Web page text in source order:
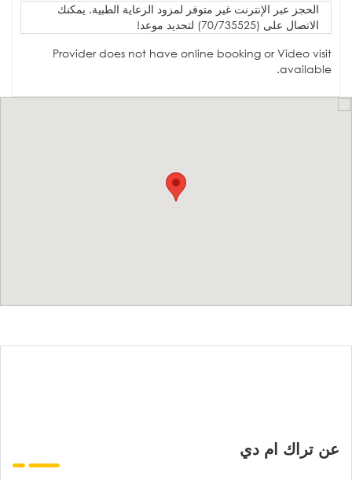
الحجز عبر الإنترنت غير متوفر لمزود الرعاية الطبية. يمكنك
الاتصال على (70/735525) لتحديد موعد!
Provider does not have online booking or Video visit
available.
عن تراك ام دي